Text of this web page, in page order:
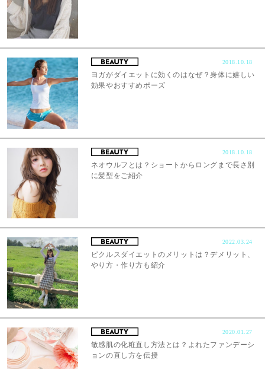
2018.10.18
ヨガがダイエットに効くのはなぜ？身体に嬉しい
効果やおすすめポーズ
2018.10.18
ネオウルフとは？ショートからロングまで長さ別
に髪型をご紹介
2022.03.24
ピクルスダイエットのメリットは？デメリット、
やり方・作り方も紹介
2020.01.27
敏感肌の化粧直し方法とは？よれたファンデーシ
ョンの直し方を伝授